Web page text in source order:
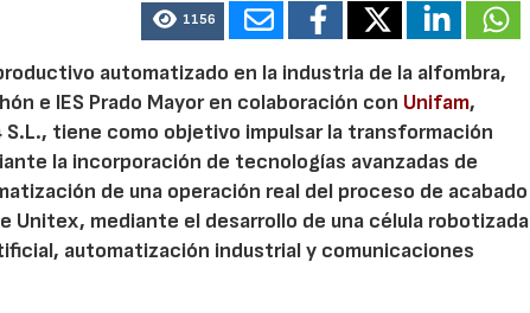
1156
automatizado en la industria de la alfombra,
e IES Prado Mayor en colaboración con Unifam,
tiene como objetivo impulsar la transformación
la incorporación de tecnologías avanzadas de
de una operación real del proceso de acabado
Unitex, mediante el desarrollo de una célula robotizada
automatización industrial y comunicaciones